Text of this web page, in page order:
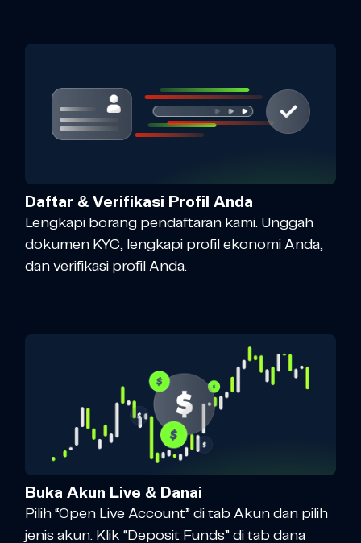
Daftar & Verifikasi Profil Anda
Lengkapi borang pendaftaran kami. Unggah
dokumen KYC, lengkapi profil ekonomi Anda,
dan verifikasi profil Anda.
Buka Akun Live & Danai
Pilih “Open Live Account” di tab Akun dan pilih
jenis akun. Klik “Deposit Funds” di tab dana